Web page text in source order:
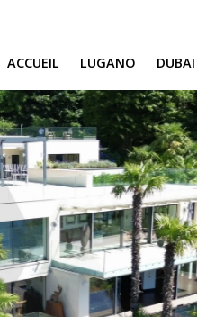
ACCUEIL LUGANO
DUBAI
SAFA ONE
CAVALLI
DAMAC BAY
SAFA TWO
CORAL
VENICE &
CHIC
MOROCCO
GEMS